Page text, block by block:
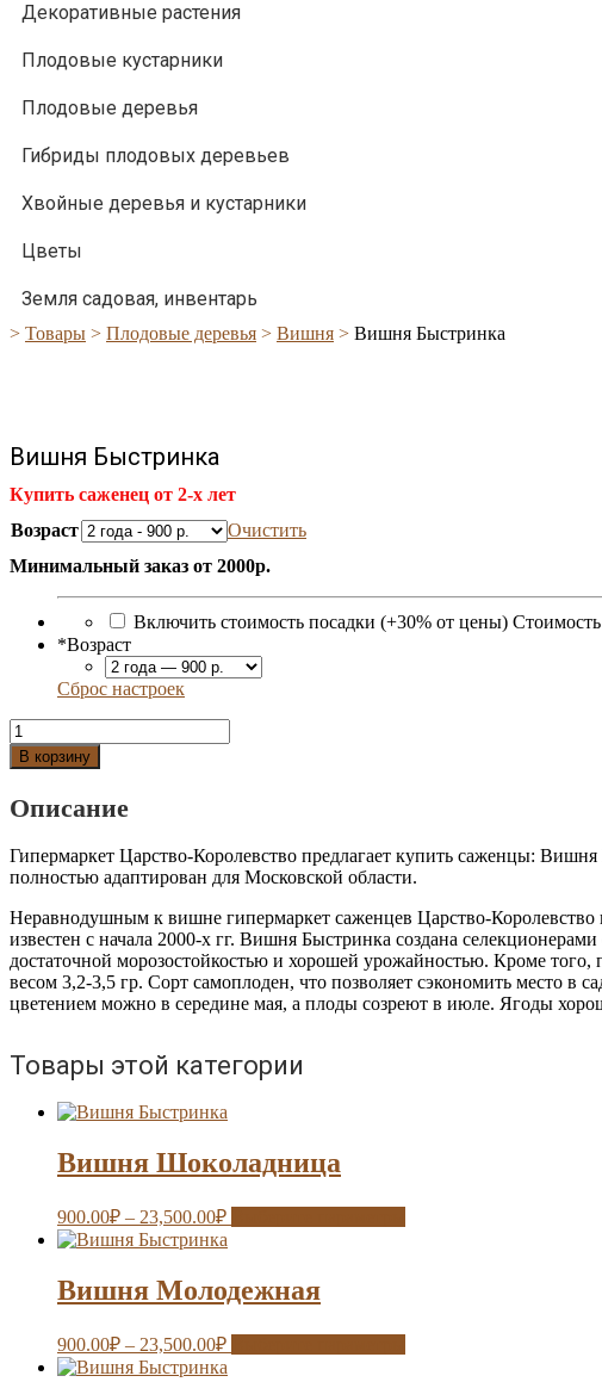
Декоративные растения
Плодовые кустарники
Плодовые деревья
Гибриды плодовых деревьев
Хвойные деревья и кустарники
Цветы
Земля садовая, инвентарь
> Товары > Плодовые деревья > Вишня > Вишня Быстринка
Вишня Быстринка
Купить саженец от 2-х лет
Возраст
Очистить
Минимальный заказ от 2000р.
Включить стоимость посадки (+30% от цены)
*Возраст
Сброс настроек
Количество
Вишня
Быстринка
В корзину
Описание
Гипермаркет Царство-Королевство предлагает купить саженцы:
полностью адаптирован для Московской области.
Неравнодушным к вишне гипермаркет саженцев Царство-
известен с начала 2000-х гг. Вишня Быстринка создана
достаточной морозостойкостью и хорошей урожайностью. Кроме того,
весом 3,2-3,5 гр. Сорт самоплоден, что позволяет сэкономить место в
цветением можно в середине мая, а плоды созреют в июле. Ягоды
Товары этой категории
Вишня Шоколадница
900.00₽ – 23,500.00₽
Вишня Молодежная
900.00₽ – 23,500.00₽